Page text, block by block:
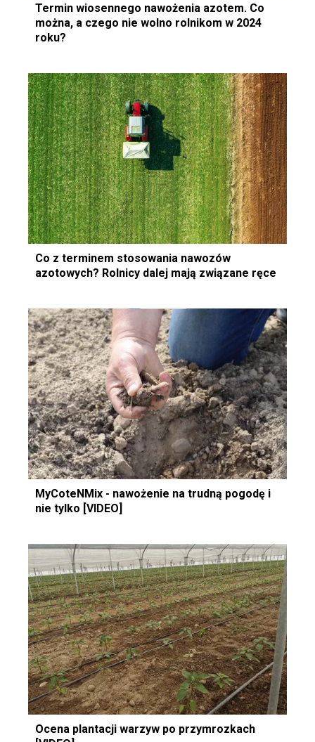
Termin wiosennego nawożenia azotem. Co
można, a czego nie wolno rolnikom w 2024
roku?
Co z terminem stosowania nawozów
azotowych? Rolnicy dalej mają związane ręce
MyCoteNMix - nawożenie na trudną pogodę i
nie tylko [VIDEO]
Ocena plantacji warzyw po przymrozkach